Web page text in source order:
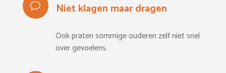
Niet klagen maar dragen
Ook praten sommige ouderen zelf niet snel
over gevoelens.